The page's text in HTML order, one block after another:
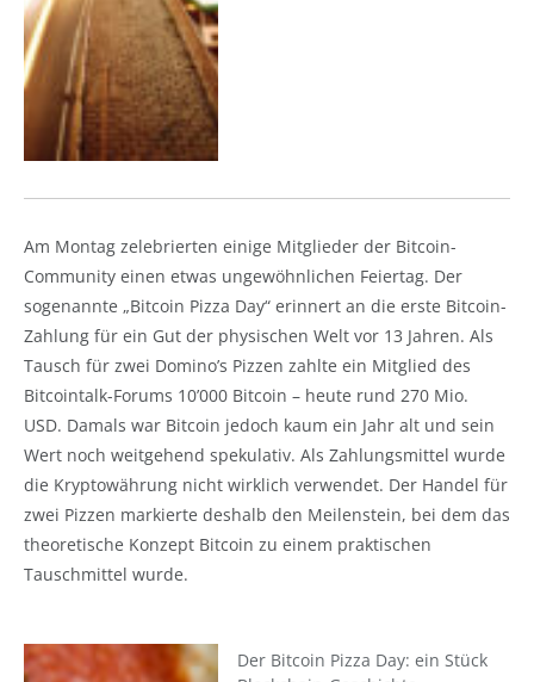
Am Montag zelebrierten einige Mitglieder der Bitcoin-
Community einen etwas ungewöhnlichen Feiertag. Der
sogenannte „Bitcoin Pizza Day“ erinnert an die erste Bitcoin-
Zahlung für ein Gut der physischen Welt vor 13 Jahren. Als
Tausch für zwei Domino’s Pizzen zahlte ein Mitglied des
Bitcointalk-Forums 10’000 Bitcoin – heute rund 270 Mio.
USD. Damals war Bitcoin jedoch kaum ein Jahr alt und sein
Wert noch weitgehend spekulativ. Als Zahlungsmittel wurde
die Kryptowährung nicht wirklich verwendet. Der Handel für
zwei Pizzen markierte deshalb den Meilenstein, bei dem das
theoretische Konzept Bitcoin zu einem praktischen
Tauschmittel wurde.
Der Bitcoin Pizza Day: ein Stück